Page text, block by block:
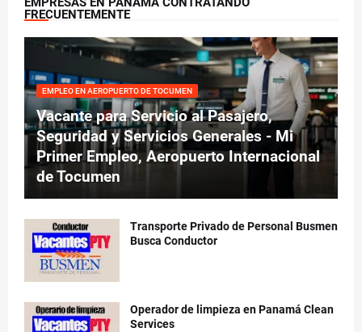
FRECUENTEMENTE
EMPLEO EN AEROPUERTO DE TOCUMEN
Vacante para Servicio al Pasajero,
Seguridad y Servicios Generales - Mi
Primer Empleo, Aeropuerto Internacional
de Tocumen
Transporte Privado de Personal Busmen
Busca Conductor
Operador de limpieza en Panamá Clean
Services